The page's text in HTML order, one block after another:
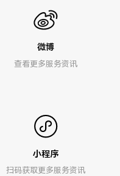
微博
查看更多服务资讯
小程序
扫码获取更多服务资讯